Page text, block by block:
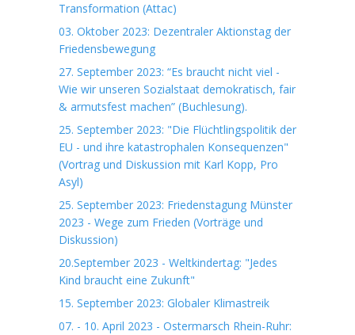
Transformation (Attac)
03. Oktober 2023: Dezentraler Aktionstag der
Friedensbewegung
27. September 2023: “Es braucht nicht viel -
Wie wir unseren Sozialstaat demokratisch, fair
& armutsfest machen” (Buchlesung).
25. September 2023: "Die Flüchtlingspolitik der
EU - und ihre katastrophalen Konsequenzen"
(Vortrag und Diskussion mit Karl Kopp, Pro
Asyl)
25. September 2023: Friedenstagung Münster
2023 - Wege zum Frieden (Vorträge und
Diskussion)
20.September 2023 - Weltkindertag: "Jedes
Kind braucht eine Zukunft"
15. September 2023: Globaler Klimastreik
07. - 10. April 2023 - Ostermarsch Rhein-Ruhr: